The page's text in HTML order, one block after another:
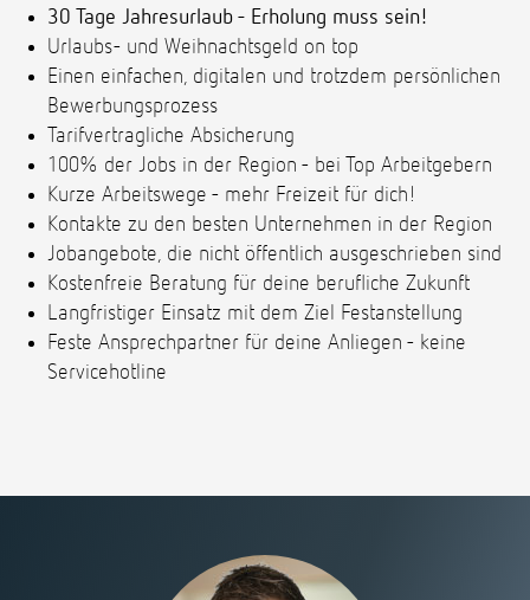
30 Tage Jahresurlaub - Erholung muss sein!
Urlaubs- und Weihnachtsgeld on top
Einen einfachen, digitalen und trotzdem persönlichen
Bewerbungsprozess
Tarifvertragliche Absicherung
100% der Jobs in der Region - bei Top Arbeitgebern
Kurze Arbeitswege - mehr Freizeit für dich!
Kontakte zu den besten Unternehmen in der Region
Jobangebote, die nicht öffentlich ausgeschrieben sind
Kostenfreie Beratung für deine berufliche Zukunft
Langfristiger Einsatz mit dem Ziel Festanstellung
Feste Ansprechpartner für deine Anliegen - keine
Servicehotline